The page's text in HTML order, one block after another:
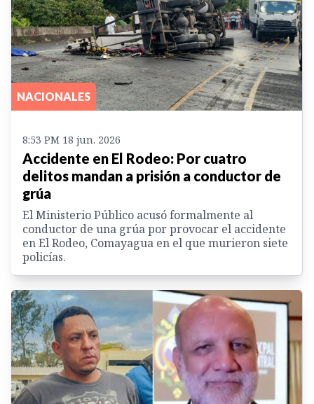
NACIONALES
8:53 PM 18 jun. 2026
Accidente en El Rodeo: Por cuatro
delitos mandan a prisión a conductor de
grúa
El Ministerio Público acusó formalmente al
conductor de una grúa por provocar el accidente
en El Rodeo, Comayagua en el que murieron siete
policías.